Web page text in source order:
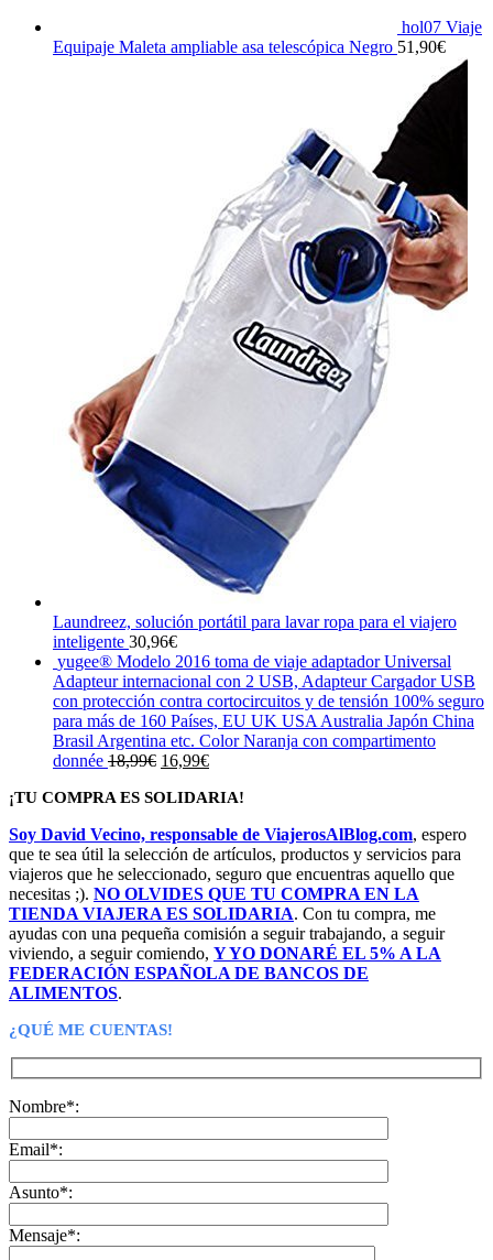
hol07 Viaje
Equipaje Maleta ampliable asa telescópica Negro 51,90€
Laundreez, solución portátil para lavar ropa para el viajero
inteligente 30,96€
yugee® Modelo 2016 toma de viaje adaptador Universal
Adapteur internacional con 2 USB, Adapteur Cargador USB
con protección contra cortocircuitos y de tensión 100% seguro
para más de 160 Países, EU UK USA Australia Japón China
Brasil Argentina etc. Color Naranja con compartimento
donnée 18,99€ El
original
18,99€.
16,99€El
actual
16,99€.
¡TU COMPRA ES SOLIDARIA!
Soy David Vecino, responsable de ViajerosAlBlog.com, espero
que te sea útil la selección de artículos, productos y servicios para
viajeros que he seleccionado, seguro que encuentras aquello que
necesitas ;). NO OLVIDES QUE TU COMPRA EN LA
TIENDA VIAJERA ES SOLIDARIA. Con tu compra, me
ayudas con una pequeña comisión a seguir trabajando, a seguir
viviendo, a seguir comiendo, Y YO DONARÉ EL 5% A LA
FEDERACIÓN ESPAÑOLA DE BANCOS DE
ALIMENTOS.
¿QUÉ ME CUENTAS!
Nombre*:
Email*:
Asunto*:
Mensaje*: